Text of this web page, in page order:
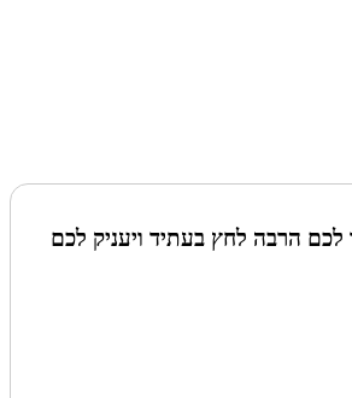
הרבה לחץ בעתיד ויעניק לכם